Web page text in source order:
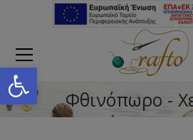
Open toolbar
Φθινόπωρο -